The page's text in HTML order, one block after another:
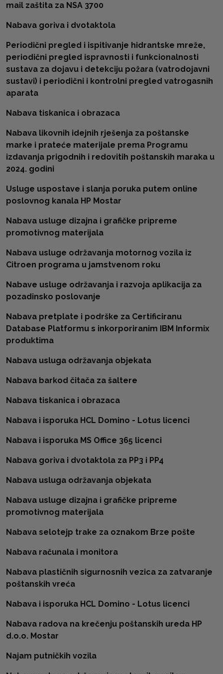
mail zaštita za NSA 3700
Nabava goriva i dvotaktola
Periodični pregled i ispitivanje hidrantske mreže,
periodični pregled ispravnosti i funkcionalnosti
sustava za dojavu i detekciju požara (vatrodojavni
sustavi) i periodični i kontrolni pregled vatrogasnih
aparata
Nabava tiskanica i obrazaca
Nabava likovnih idejnih rješenja za poštanske
marke i prateće materijale prema Programu
izdavanja prigodnih i redovitih poštanskih maraka u
2024. godini
Usluge uspostave i slanja poruka putem online
poslovnog kanala HP Mostar
Nabava usluge dizajna i grafičke pripreme
promotivnog materijala
Nabava usluge održavanja motornog vozila iz
Citroen programa u jamstvenom roku
Nabave usluge održavanja i razvoja aplikacija za
pozadinsko poslovanje
Nabava pretplate i podrške za Certificiranu
Database Platformu s inkorporiranim IBM Informix
produktima
Nabava usluga održavanja objekata
Nabava barkod čitača za šaltere
Nabava tiskanica i obrazaca
Nabava i isporuka HCL Domino - Lotus licenci
Nabava i isporuka MS Office 365 licenci
Nabava goriva i dvotaktola za PP3 i PP4
Nabava usluga održavanja objekata
Nabava usluge dizajna i grafičke pripreme
promotivnog materijala
Nabava selotejp trake za oznakom Brze pošte
Nabava računala i monitora
Nabava plastičnih sigurnosnih vezica za zatvaranje
poštanskih vreća
Nabava i isporuka HCL Domino - Lotus licenci
Nabava radova na krečenju poštanskih ureda HP
d.o.o. Mostar
Najam putničkih vozila